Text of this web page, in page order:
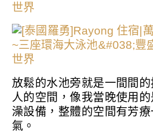
放鬆的水池旁就是一間間
人的空間，像我當晚使用
澡設備，整體的空間有芳
氣。